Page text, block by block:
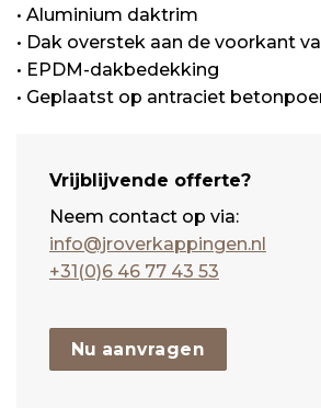
• Aluminium daktrim
• Dak overstek aan de voorkant
• EPDM-dakbedekking
• Geplaatst op antraciet
Vrijblijvende offerte?
Neem contact op via:
info@jroverkappingen.nl
+31(0)6 46 77 43 53
Nu aanvragen